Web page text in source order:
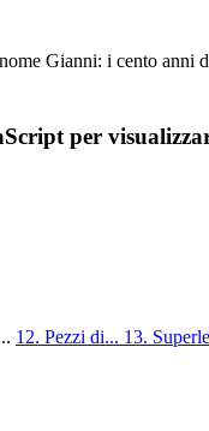
Gianni: i cento anni
per
12. Pezzi di... 13.